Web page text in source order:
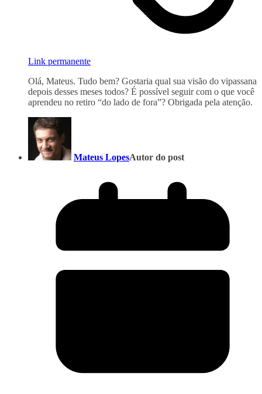
Link permanente
Olá, Mateus. Tudo bem? Gostaria qual sua visão do vipassana
depois desses meses todos? É possível seguir com o que você
aprendeu no retiro “do lado de fora”? Obrigada pela atenção.
Mateus LopesAutor do post